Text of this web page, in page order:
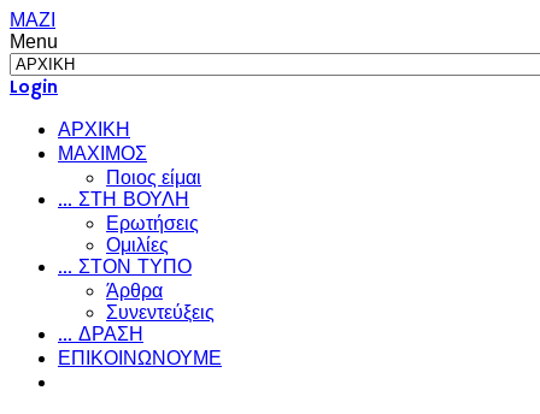
ΜΑΖΙ
Menu
Login
ΑΡΧΙΚΗ
ΜΑΧΙΜΟΣ
Ποιος είμαι
... ΣΤΗ ΒΟΥΛΗ
Ερωτήσεις
Ομιλίες
... ΣΤΟΝ ΤΥΠΟ
Άρθρα
Συνεντεύξεις
... ΔΡΑΣΗ
ΕΠΙΚΟΙΝΩΝΟΥΜΕ